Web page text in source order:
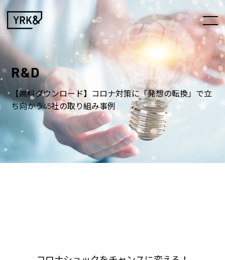
R&D
【無料ダウンロード】コロナ対策に「発想の転換」で立
ち向かう45社の取り組み事例